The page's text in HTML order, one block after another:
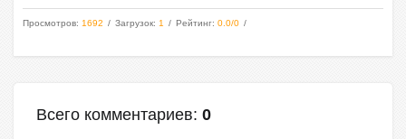
Просмотров: 1692 Загрузок: 1 Рейтинг: 0.0/0
Всего комментариев: 0